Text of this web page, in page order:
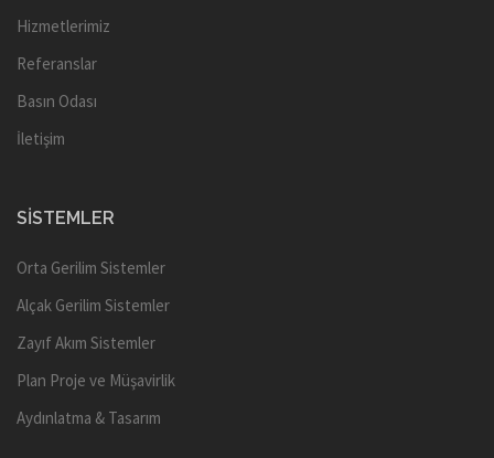
Hizmetlerimiz
Referanslar
Basın Odası
İletişim
SISTEMLER
Orta Gerilim Sistemler
Alçak Gerilim Sistemler
Zayıf Akım Sistemler
Plan Proje ve Müşavirlik
Aydınlatma & Tasarım